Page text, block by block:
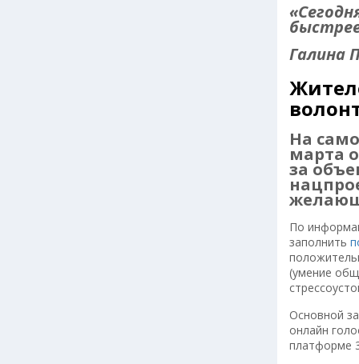
Галина
На
марта
за
По
заполнить
(умение
Основной
онлайн
платформе